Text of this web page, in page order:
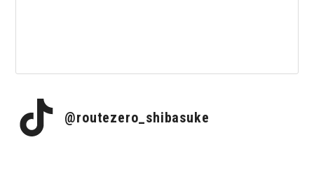
@routezero_shibasuke